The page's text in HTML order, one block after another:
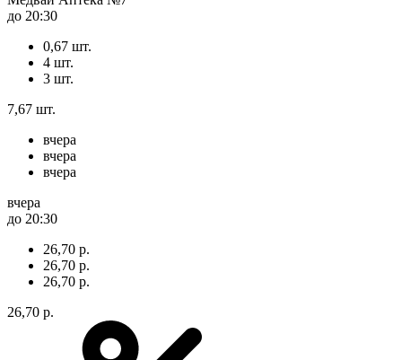
до 20:30
0,67 шт.
4 шт.
3 шт.
7,67 шт.
вчера
вчера
вчера
вчера
до 20:30
26,70 р.
26,70 р.
26,70 р.
26,70 р.